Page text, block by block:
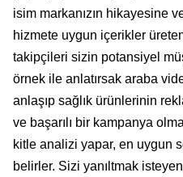
isim markanızın hikayesine
hizmete uygun içerikler
takipçileri sizin potansiyel
örnek ile anlatırsak araba
anlaşıp sağlık ürünlerinin
ve başarılı bir kampanya
kitle analizi yapar, en uygun
belirler. Sizi yanıltmak